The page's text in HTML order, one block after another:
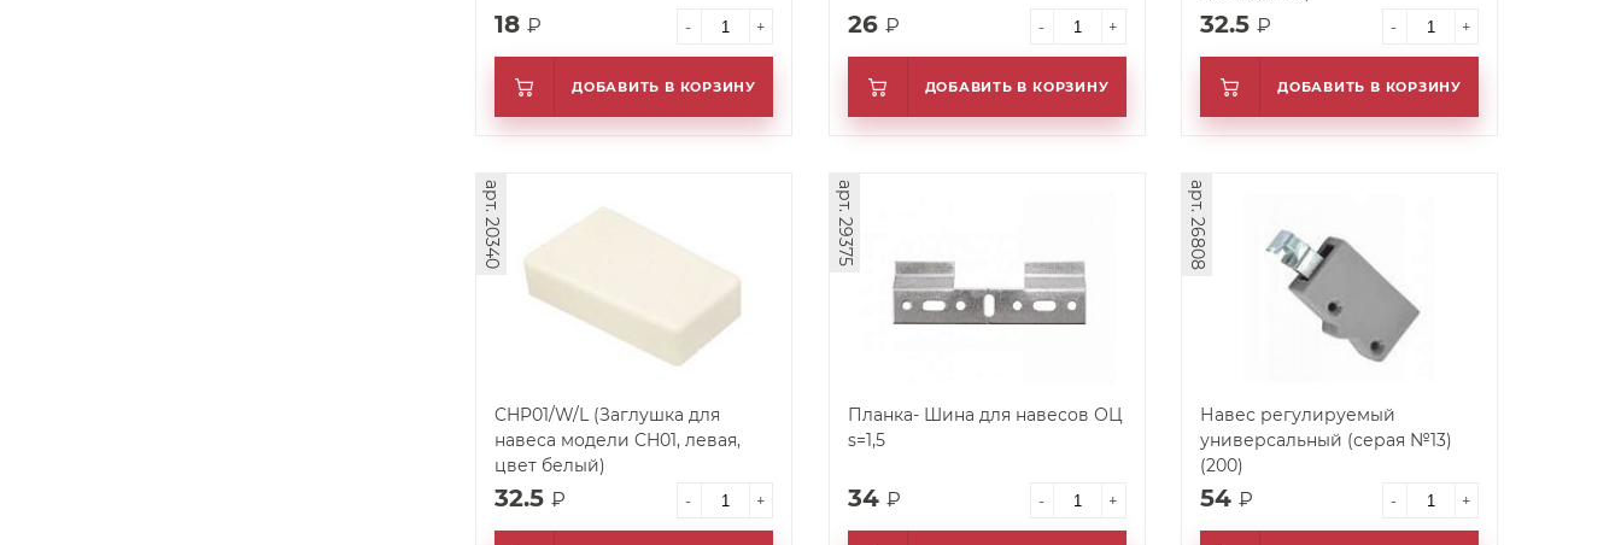
18 ₽ - +
ДОБАВИТЬ В КОРЗИНУ
26 ₽ - +
ДОБАВИТЬ В КОРЗИНУ
32.5 ₽ - +
ДОБАВИТЬ В КОРЗИНУ
CHP01/W/L (Заглушка для
навеса модели CH01, левая,
цвет белый)
арт. 20340
32.5 ₽ - +
Планка- Шина для навесов ОЦ
s=1,5
арт. 29375
34 ₽ - +
Навес регулируемый
универсальный (серая №13)
(200)
арт. 26808
54 ₽ - +